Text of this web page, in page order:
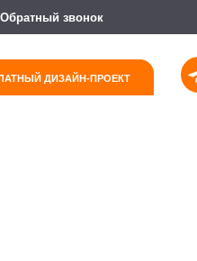
Обратный звонок
ДИЗАЙН-ПРОЕКТ